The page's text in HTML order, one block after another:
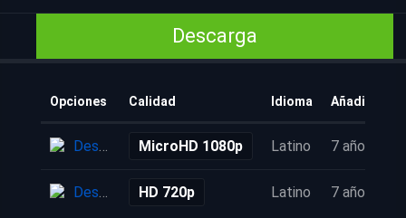
Descarga
Opciones Calidad Idioma Añadido
Descarga MicroHD 1080p Latino 7 años
Descarga HD 720p Latino 7 años